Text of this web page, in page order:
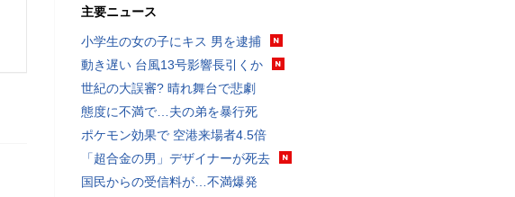
主要ニュース
小学生の女の子にキス 男を逮捕
動き遅い 台風13号影響長引くか
世紀の大誤審? 晴れ舞台で悲劇
態度に不満で…夫の弟を暴行死
ポケモン効果で 空港来場者4.5倍
「超合金の男」デザイナーが死去
国民からの受信料が…不満爆発